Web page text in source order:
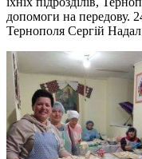
допомоги нa передову.
Тернополя Сергій